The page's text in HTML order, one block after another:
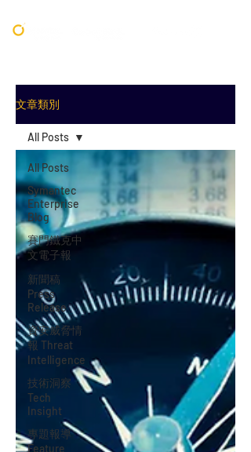
文章類別
All Posts
Symantec
Enterprise
Blog
賽門鐵克中
文電子報
新聞稿
Press
Release
資安威脅情
報 Threat
Intelligence
技術洞察
Tech
Insight
專題報導
Feature
All Posts